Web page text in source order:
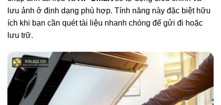
lưu ảnh ở định dạng phù hợp. Tính năng này đặc biệt hữu
ích khi bạn cần quét tài liệu nhanh chóng để gửi đi hoặc
lưu trữ.